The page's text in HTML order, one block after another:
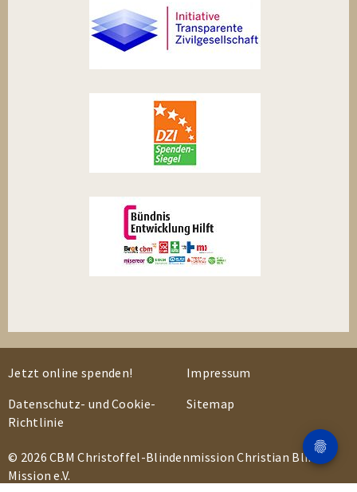
Jetzt online spenden!
Impressum
Datenschutz- und Cookie-
Richtlinie
Sitemap
© 2026 CBM Christoffel-Blindenmission Christian Blind
Mission e.V.